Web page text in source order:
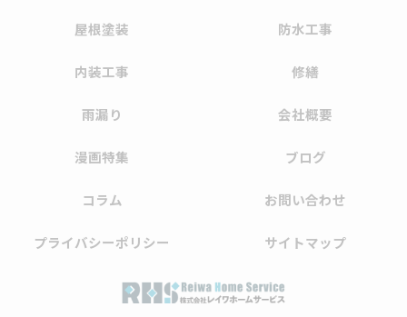
屋根塗装 防水工事
内装工事 修繕
雨漏り 会社概要
漫画特集 ブログ
コラム お問い合わせ
プライバシーポリシー サイトマップ